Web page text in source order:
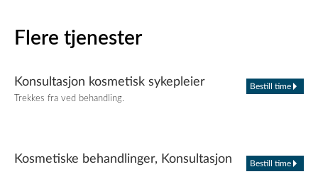
Flere tjenester
Konsultasjon kosmetisk sykepleier
Trekkes fra ved behandling.
Bestill time
Kosmetiske behandlinger, Konsultasjon Bestill time